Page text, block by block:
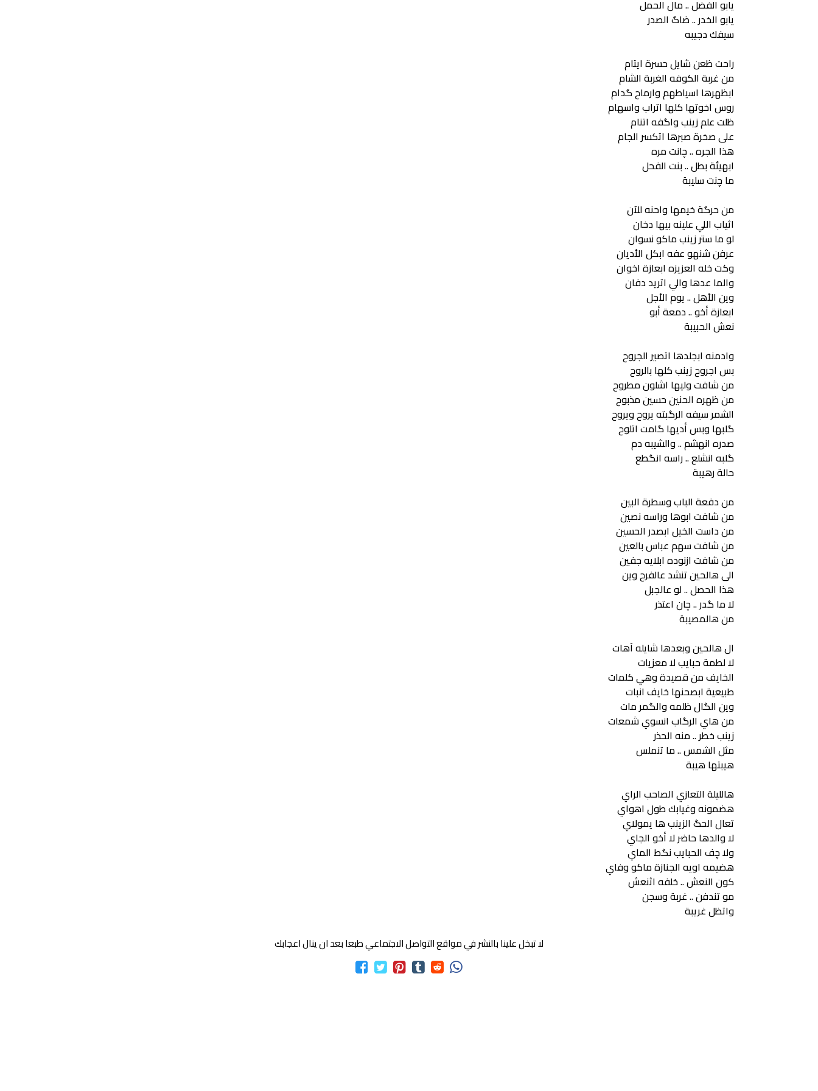
يابو الفضل .. مال الحمل
يابو الخدر .. ضاگ الصدر
سيفك دجيبه
راحت ظعن شايل حسرة ايتام
من غربة الكوفه الغربة الشام
ابظهرها اسياطهم وارماح گدام
روس اخوتها كلها اتراب واسهام
ظلت علم زينب واگفه اتنام
على صخرة صبرها اتكسر الجام
هذا الجره .. چانت مره
ابهيئة بطل .. بنت الفحل
ما چنت سليبة
من حرگة خيمها واحنه للآن
اثياب اللي علينه بيها دخان
لو ما ستر زينب ماكو نسوان
عرفن شنهو عفه ابكل الأديان
وكت خله العزيزه ابعازة اخوان
والما عدها والي اتريد دفان
وين الأهل .. يوم الأجل
ابعازة أخو .. دمعة أبو
نعش الحبيبة
وادمنه ابجلدها اتصير الجروح
بس اجروح زينب كلها بالروح
من شافت وليها اشلون مطروح
من ظهره الحنين حسين مذبوح
الشمر سيفه الرگبته يروح ويروح
گلبها وبس أديها گامت اتلوح
صدره انهشم .. والشيبه دم
گلبه انشلع .. راسه انگطع
حالة رهيبة
من دفعة الباب وسطرة البين
من شافت ابوها وراسه نصين
من داست الخيل ابصدر الحسين
من شافت سهم عباس بالعين
من شافت ازنوده ابلايه جفين
الى هالحين تنشد عالفرح وين
هذا الحصل .. لو عالجبل
لا ما گدر .. چان اعتذر
من هالمصيبة
ال هالحين وبعدها شايله آهات
لا لطمة حبايب لا معزيات
الخايف من قصيدة وهي كلمات
طبيعية ابصحنها خايف انبات
وين الگال ظلمه والگمر مات
من هاي الرگاب انسوي شمعات
زينب خطر .. منه الحذر
مثل الشمس .. ما تنملس
هيبتها هيبة
هالليلة التعازي الصاحب الراي
هضمونه وغيابك طول اهواي
تعال الحگ الزينب ها يمولاي
لا والدها حاضر لا أخو الجاي
ولا چف الحبايب نگط الماي
هضيمه اويه الجنازة ماكو وفاي
كون النعش .. خلفه اثنعش
مو تندفن .. غربة وسجن
واتظل غريبة
لا تبخل علينا بالنشر في مواقع التواصل الاجتماعي طبعا بعد ان ينال اعجابك